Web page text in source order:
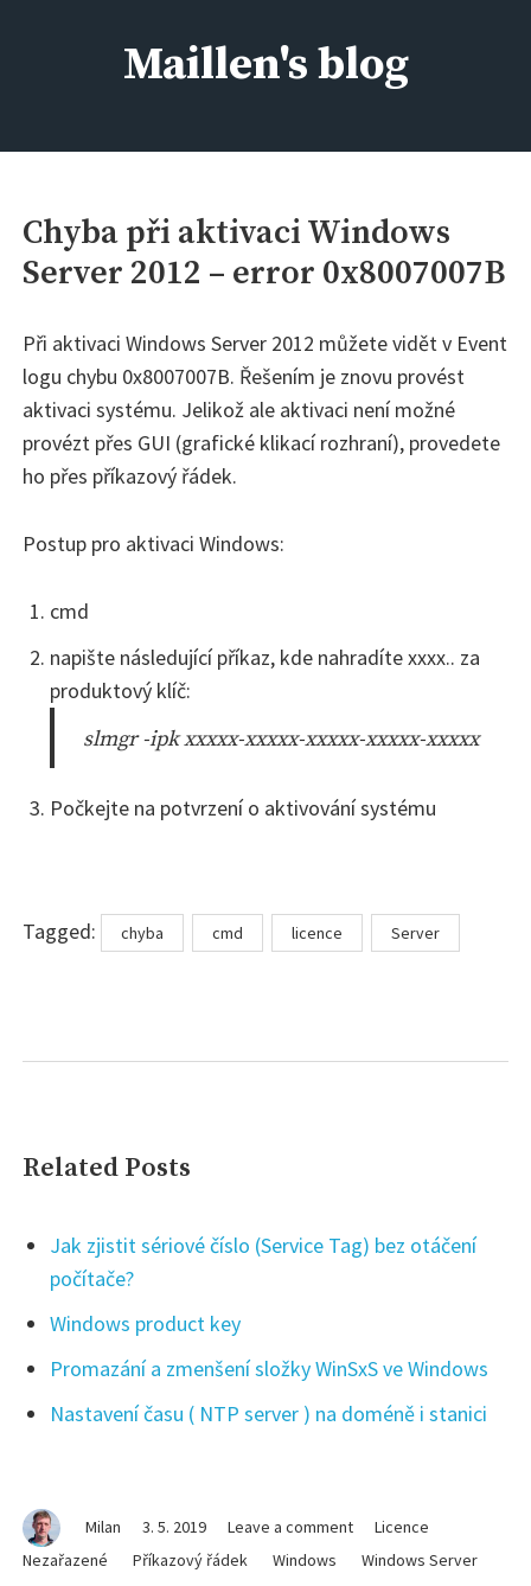
Maillen's blog
Chyba při aktivaci Windows
Server 2012 – error 0x8007007B
Milan 3. 5. 2019 Leave a commenton
Chyba
Licence
Nezařazené
Příkazový řádek Windows Windows Server
Při aktivaci Windows Server 2012 můžete vidět v Event
logu chybu 0x8007007B. Řešením je znovu provést
aktivaci systému. Jelikož ale aktivaci není možné
provézt přes GUI (grafické klikací rozhraní), provedete
ho přes příkazový řádek.
Postup pro aktivaci Windows:
cmd
napište následující příkaz, kde nahradíte xxxx.. za
produktový klíč:
slmgr -ipk xxxxx-xxxxx-xxxxx-xxxxx-xxxxx
Počkejte na potvrzení o aktivování systému
Tagged: Tagschyba cmd licence Server
Related Posts
Jak zjistit sériové číslo (Service Tag) bez otáčení
počítače?
Windows product key
Promazání a zmenšení složky WinSxS ve Windows
Nastavení času ( NTP server ) na doméně i stanici